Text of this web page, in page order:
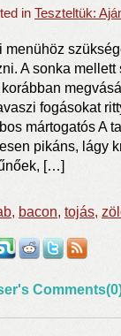
in Teszteltük:
menühöz
A sonka
fogásokat
mártogatós A
pikáns, lágy
[…]
, bacon, tojás,